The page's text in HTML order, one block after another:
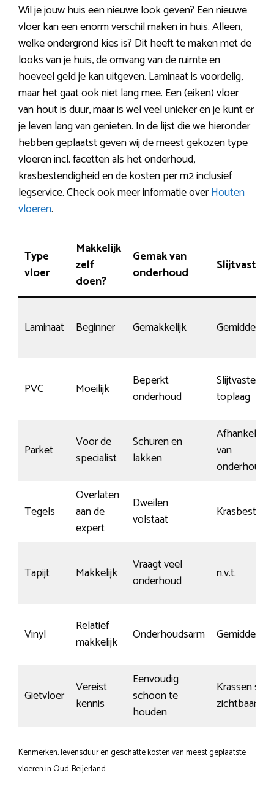
Wil je jouw huis een nieuwe look geven? Een nieuwe
vloer kan een enorm verschil maken in huis. Alleen,
welke ondergrond kies is? Dit heeft te maken met de
looks van je huis, de omvang van de ruimte en
hoeveel geld je kan uitgeven. Laminaat is voordelig,
maar het gaat ook niet lang mee. Een (eiken) vloer
van hout is duur, maar is wel veel unieker en je kunt er
je leven lang van genieten. In de lijst die we hieronder
hebben geplaatst geven wij de meest gekozen type
vloeren incl. facetten als het onderhoud,
krasbestendigheid en de kosten per m2 inclusief
legservice. Check ook meer informatie overHouten
vloeren.
Type
vloer
Makkelijk
zelf
doen?
Gemak van
onderhoud
Laminaat Beginner Gemakkelijk Gemiddeld
PVC Moeilijk
Beperkt
onderhoud
Slijtvaste
toplaag
Parket
Voor de
specialist
Schuren en
lakken
Afhankelijk
van
onderhoud
Tegels
Overlaten
aan de
expert
Dweilen
volstaat
Tapijt Makkelijk
Vraagt veel
onderhoud
n.v.t.
Vinyl
Relatief
makkelijk
Onderhoudsarm Gemiddeld
Gietvloer
Vereist
kennis
Eenvoudig
schoon te
houden
Krassen snel
zichtbaar
Kenmerken, levensduur en geschatte kosten van meest geplaatste
vloeren in Oud-Beijerland.